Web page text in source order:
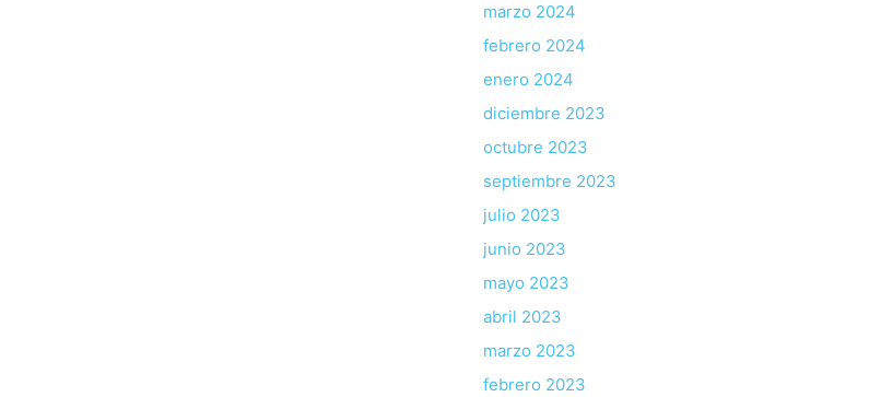
marzo 2024
febrero 2024
enero 2024
diciembre 2023
octubre 2023
septiembre 2023
julio 2023
junio 2023
mayo 2023
abril 2023
marzo 2023
febrero 2023